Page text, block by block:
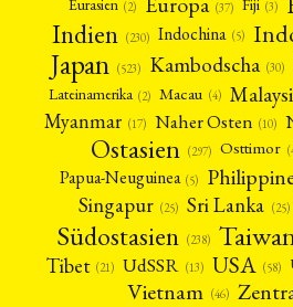
Eurasien (2) (37) Fiji (3)
Indien (230) Indochina (5)
Japan (523) Kambodscha (30)
Lateinamerika (2) Macau (4)
Myanmar (17) Naher Osten (10)
Ostasien (297) Osttimor
Papua-Neuguinea (5)
Singapur (25) Sri Lanka (25)
Südostasien (238)
Tibet (21) UdSSR (13) USA (58)
Vietnam (46)